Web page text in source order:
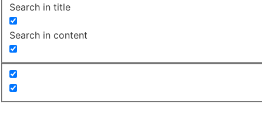
Search in title
Search in content